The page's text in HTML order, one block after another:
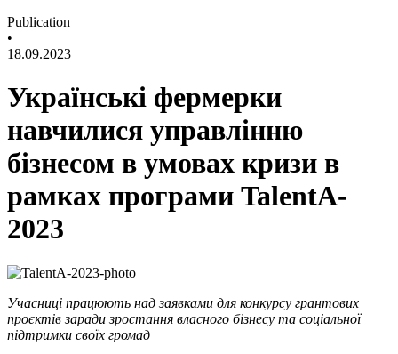
Publication
•
18.09.2023
Українські фермерки
навчилися управлінню
бізнесом в умовах кризи в
рамках програми TalentA-
2023
Учасниці працюють над заявками для конкурсу грантових
проєктів заради зростання власного бізнесу та соціальної
підтримки своїх громад